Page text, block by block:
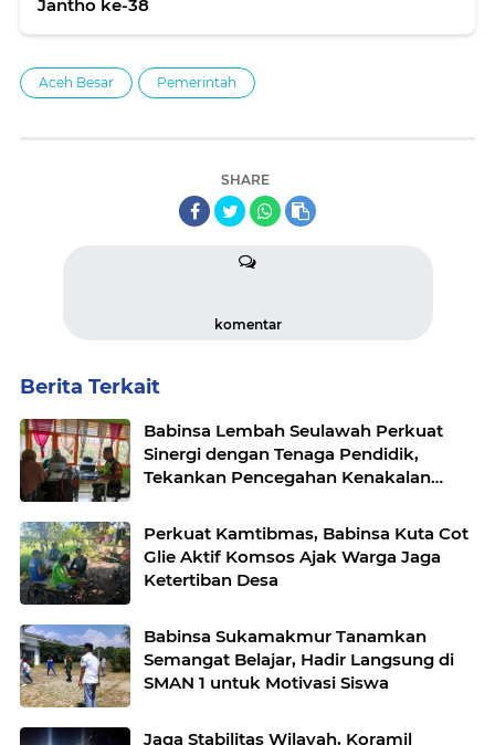
Jantho ke-38
Aceh Besar Pemerintah
SHARE
komentar
Berita Terkait
Babinsa Lembah Seulawah Perkuat
Sinergi dengan Tenaga Pendidik,
Tekankan Pencegahan Kenakalan
Perkuat Kamtibmas, Babinsa Kuta Cot
Glie Aktif Komsos Ajak Warga Jaga
Ketertiban Desa
Babinsa Sukamakmur Tanamkan
Semangat Belajar, Hadir Langsung di
SMAN 1 untuk Motivasi Siswa
Jaga Stabilitas Wilayah, Koramil